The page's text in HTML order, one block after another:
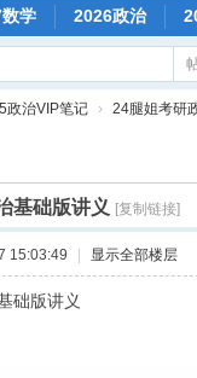
学 2026政治
政治VIP笔记 › 24腿姐考研
基础版讲义 [复制链接]
15:03:49 显示全部楼层
础版讲义